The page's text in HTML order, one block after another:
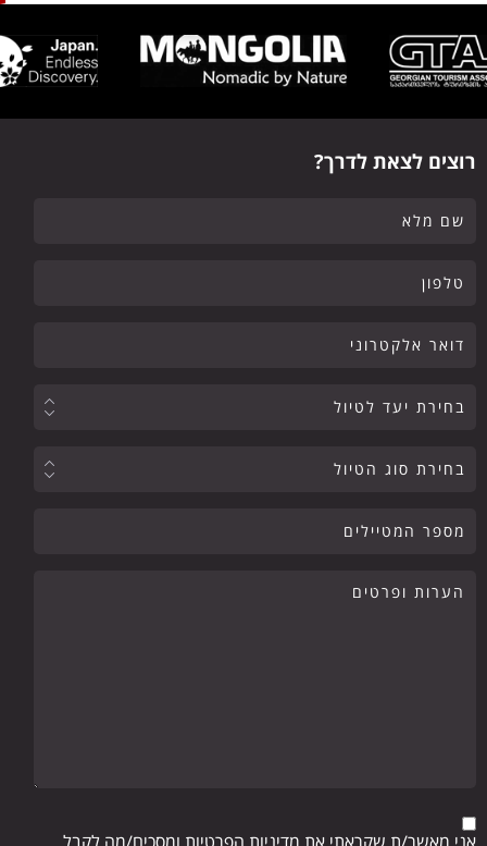
רוצים לצאת לדרך?